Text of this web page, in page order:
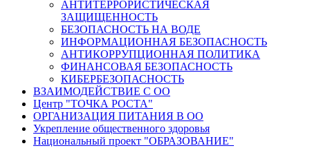
АНТИТЕРРОРИСТИЧЕСКАЯ
ЗАЩИЩЕННОСТЬ
БЕЗОПАСНОСТЬ НА ВОДЕ
ИНФОРМАЦИОННАЯ БЕЗОПАСНОСТЬ
АНТИКОРРУПЦИОННАЯ ПОЛИТИКА
ФИНАНСОВАЯ БЕЗОПАСНОСТЬ
КИБЕРБЕЗОПАСНОСТЬ
ВЗАИМОДЕЙСТВИЕ С ОО
Центр "ТОЧКА РОСТА"
ОРГАНИЗАЦИЯ ПИТАНИЯ В ОО
Укрепление общественного здоровья
Национальный проект "ОБРАЗОВАНИЕ"